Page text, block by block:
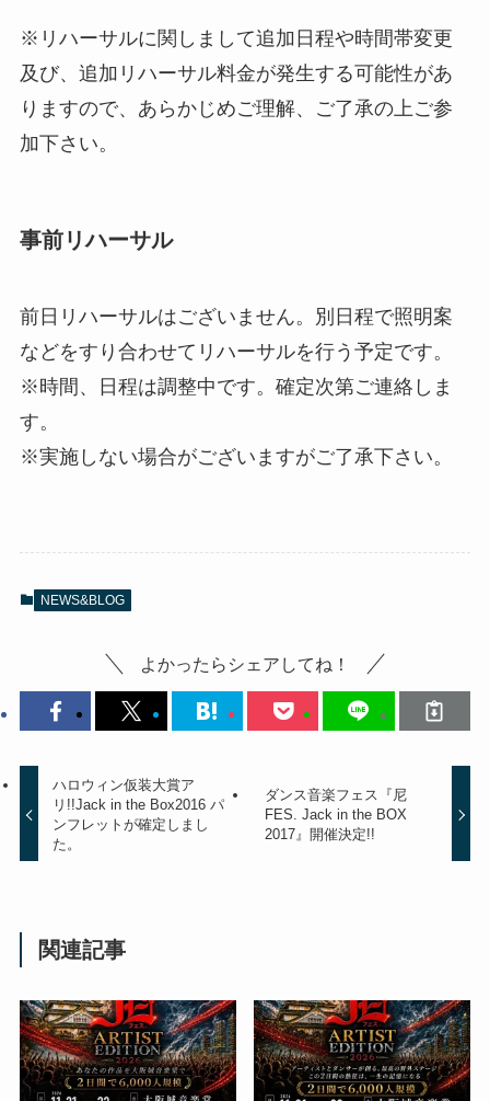
※リハーサルに関しまして追加日程や時間帯変更
及び、追加リハーサル料金が発生する可能性があ
りますので、あらかじめご理解、ご了承の上ご参
加下さい。
事前リハーサル
前日リハーサルはございません。別日程で照明案
などをすり合わせてリハーサルを行う予定です。
※時間、日程は調整中です。確定次第ご連絡しま
す。
※実施しない場合がございますがご了承下さい。
NEWS&BLOG
よかったらシェアしてね！
ハロウィン仮装大賞ア
リ!!Jack in the Box2016 パ
ンフレットが確定しまし
た。
ダンス音楽フェス『尼
FES. Jack in the BOX
2017』開催決定!!
関連記事